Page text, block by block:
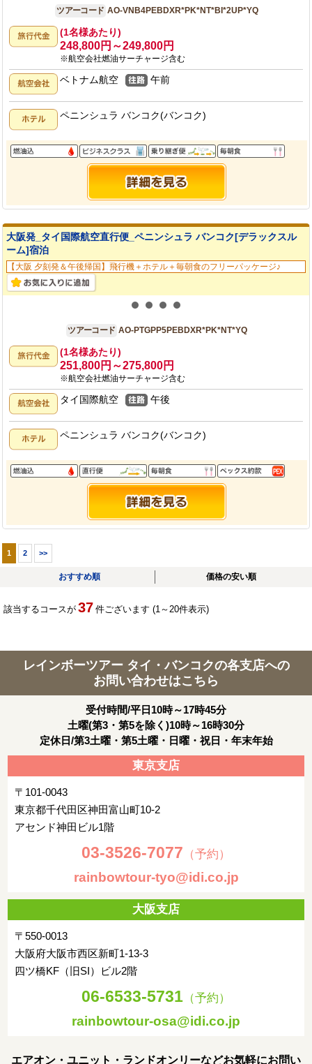
ツアーコード AO-VNB4PEBDXR*PK*NT*BI*2UP*YQ
(1名様あたり)
248,800円～249,800円
※航空会社燃油サーチャージ含む
ベトナム航空 午前
ペニンシュラ バンコク(バンコク)
大阪発_タイ国際航空直行便_ペニンシュラ バンコク[デラックスル
ーム]宿泊
【大阪 夕刻発＆午後帰国】飛行機＋ホテル＋毎朝食のフリーパッケージ♪
ツアーコード AO-PTGPP5PEBDXR*PK*NT*YQ
(1名様あたり)
251,800円～275,800円
※航空会社燃油サーチャージ含む
タイ国際航空 午後
ペニンシュラ バンコク(バンコク)
おすすめ順 価格の安い順
1 2 >>
該当するコースが 37 件ございます (1～20件表示)
レインボーツアー タイ・バンコクの各支店への
お問い合わせはこちら
受付時間/平日10時～17時45分
土曜(第3・第5を除く)10時～16時30分
定休日/第3土曜・第5土曜・日曜・祝日・年末年始
東京支店
〒101-0043
東京都千代田区神田富山町10-2
アセンド神田ビル1階
03-3526-7077 （予約）
rainbowtour-tyo@idi.co.jp
大阪支店
〒550-0013
大阪府大阪市西区新町1-13-3
四ツ橋KF（旧SI）ビル2階
06-6533-5731 （予約）
rainbowtour-osa@idi.co.jp
エアオン・ユニット・ランドオンリーなどお気軽にお問い